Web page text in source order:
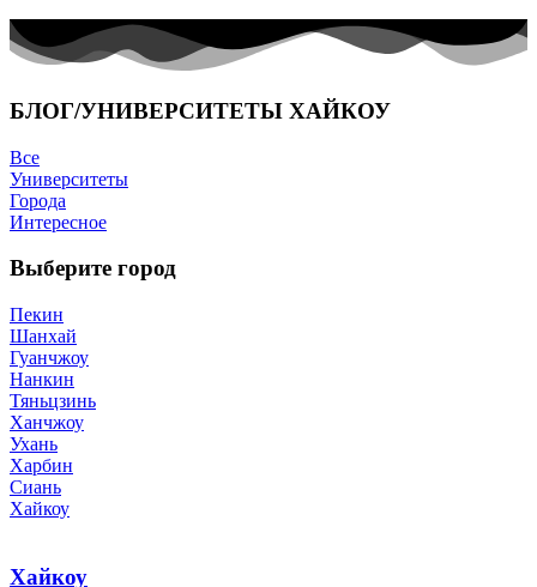
БЛОГ/УНИВЕРСИТЕТЫ ХАЙКОУ
Все
Университеты
Города
Интересное
Выберите город
Пекин
Шанхай
Гуанчжоу
Нанкин
Тяньцзинь
Ханчжоу
Ухань
Харбин
Сиань
Хайкоу
Хайкоу